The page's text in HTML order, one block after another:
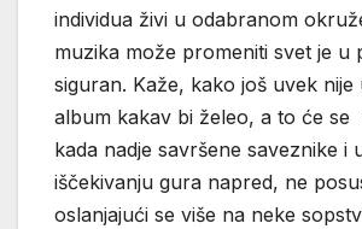
individua živi u odabranom
muzika može promeniti svet je u
siguran. Kaže, kako još uvek nije
album kakav bi želeo, a to će se
kada nadje savršene saveznike i
iščekivanju gura napred, ne
oslanjajući se više na neke